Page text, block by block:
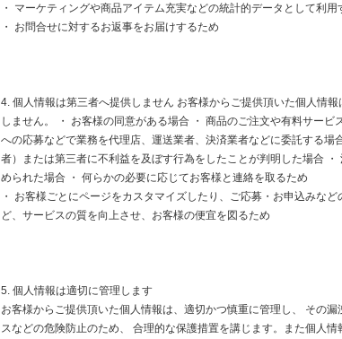
・ マーケティングや商品アイテム充実などの統計的データとして利用
・ お問合せに対するお返事をお届けするため
4. 個人情報は第三者へ提供しません お客様からご提供頂いた個人情
しません。 ・ お客様の同意がある場合 ・ 商品のご注文や有料サービ
への応募などで業務を代理店、運送業者、決済業者などに委託する場
者）または第三者に不利益を及ぼす行為をしたことが判明した場合
められた場合 ・ 何らかの必要に応じてお客様と連絡を取るため
・ お客様ごとにページをカスタマイズしたり、ご応募・お申込みな
ど、サービスの質を向上させ、お客様の便宜を図るため
5. 個人情報は適切に管理します
お客様からご提供頂いた個人情報は、適切かつ慎重に管理し、 その
スなどの危険防止のため、 合理的な保護措置を講じます。また個人